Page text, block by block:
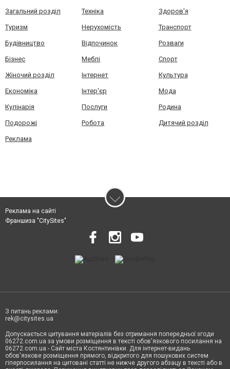
Загальний розділ Техніка Здоров'я
Туризм Нерухомість Транспорт
Будівництво Відпочинок Розваги
Бізнес Меблі Спорт
Жіночий розділ Інтернет Культура
Економіка Інтер'єр Мода
Кулінарія Послуги Родина
Подорожі Робота Дитячий розділ
Реклама
Реклама на сайті
Франшиза "CitySites"
З питань реклами:
rek@citysites.ua
Допускається цитування матеріалів без отримання попередньої згоди
06272.com.ua за умови розміщення в тексті обов'язкового посилання на
06272.com.ua - Сайт міста Костянтинівки. Для інтернет-видань
обов'язкове розміщення прямого, відкритого для пошукових систем
гіперпосилання на цитовані статті не нижче другого абзацу в тексті або в